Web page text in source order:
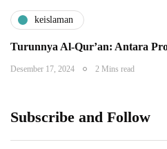
keislaman
Turunnya Al-Qur’an: Antara
Desember 17, 2024 2 Mins read
Subscribe and Follow